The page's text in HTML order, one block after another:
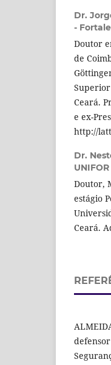
Dr.
-
Doutor
de
Ceará.
e ex-
http://
Dr.
Doutor,
estágio
Ceará.